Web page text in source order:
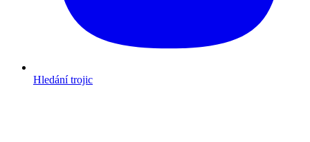
Hledání trojic